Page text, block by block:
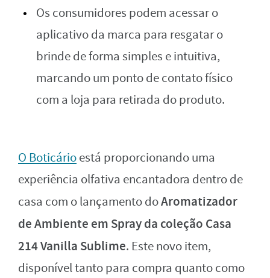
Os consumidores podem acessar o
aplicativo da marca para resgatar o
brinde de forma simples e intuitiva,
marcando um ponto de contato físico
com a loja para retirada do produto.
O Boticárioestá proporcionando uma
experiência olfativa encantadora dentro de
casa com o lançamento doAromatizador
de Ambiente em Spray da coleção Casa
214 Vanilla Sublime. Este novo item,
disponível tanto para compra quanto como